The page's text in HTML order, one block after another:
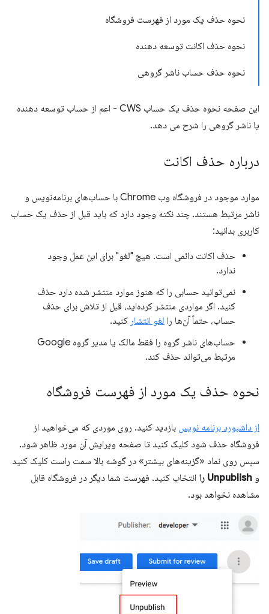
نحوه حذف یک مورد از فهرست فروشگاه
نحوه حذف اکانت توسعه دهنده
نحوه حذف حساب ناشر گروهی
این صفحه نحوه حذف یک حساب CWS - اعم از حساب توسعه دهنده
یا ناشر گروهی را شرح می دهد.
درباره حذف اکانت
موارد موجود در فروشگاه وب Chrome با حساب‌های برنامه‌نویس و
ناشر مرتبط هستند. چند نکته وجود دارد که باید قبل از حذف یک حساب
کاربری بدانید:
حذف اکانت دائمی است. هیچ "لغو" برای این عمل وجود
ندارد.
نمی‌توانید حسابی را که هنوز موارد منتشر شده دارد حذف
کنید. اگر مواردی منتشر کرده‌اید، قبل از تلاش برای حذف
حساب، حتماً آن‌ها را لغو انتشار کنید.
حساب‌های ناشر گروه را فقط مالک یا مدیر گروه Google
مرتبط می‌تواند حذف کند.
نحوه حذف یک مورد از فهرست فروشگاه
از داشبورد برنامه نویس بازدید کنید. روی موردی که می‌خواهید از
فروشگاه حذف شود کلیک کنید تا صفحه ویرایش آن مورد ظاهر شود.
سپس روی نماد «گزینه‌های بیشتر» در گوشه بالا سمت راست کلیک کنید
و Unpublish را
انتخاب کنید. فهرست شما دیگر در فروشگاه قابل
مشاهده نخواهد بود.